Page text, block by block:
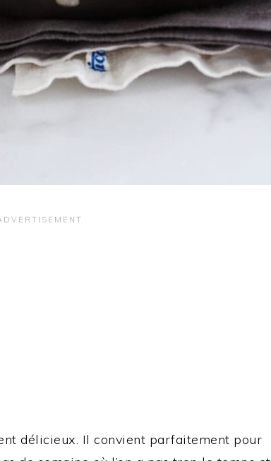
délicieux. Il convient parfaitement pour